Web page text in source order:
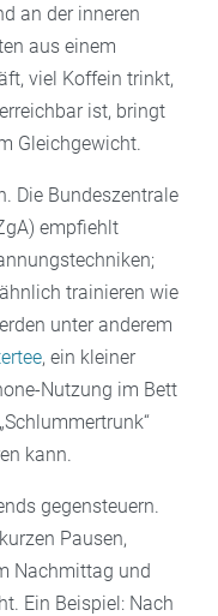
an der inneren
aus einem
viel Koffein trinkt,
ist, bringt
Gleichgewicht.
Die Bundeszentrale
empfiehlt
trainieren wie
unter anderem
, ein kleiner
Nutzung im Bett
kann.
gegensteuern.
Pausen,
Nachmittag und
Ein Beispiel: Nach